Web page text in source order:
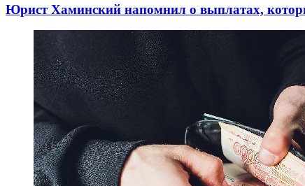
Юрист Хаминский напомнил о выплатах,